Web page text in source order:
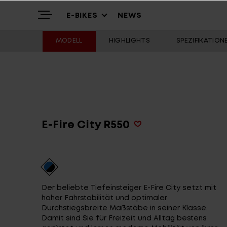
Über uns
Service
Antriebssysteme
E-BIKES
Trekking
Alle Modelle
Antriebssysteme
NEWS
MODELL HIGHLIGHTS
E-Fire City R550
Der beliebte Tiefeinsteiger E-Fire City setzt mit
hoher Fahrstabilität und optimaler
Durchstiegsbreite Maßstäbe in seiner Klasse.
Damit sind Sie für Freizeit und Alltag bestens